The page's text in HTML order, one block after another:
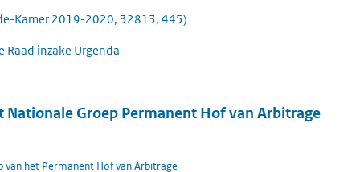
Kamer 2019-2020, 32813, 445)
Raad inzake Urgenda
Groep Permanent Hof van Arbitrage
van het Permanent Hof van Arbitrage